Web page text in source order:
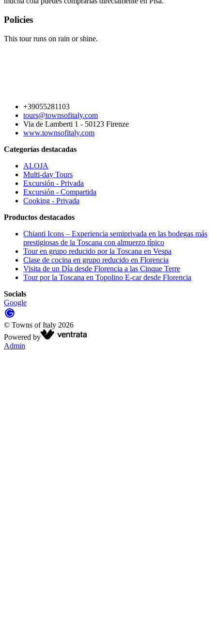
Policies
This tour runs on rain or shine.
+39055281103
tours@townsofitaly.com
Via de Lamberti 1 - 50123 Firenze
www.townsofitaly.com
Categorías destacadas
ALOJA
Multi-day Tours
Excursión - Privada
Excursión - Compartida
Cooking - Privada
Productos destacados
Chianti Icons – Experiencia semiprivada en las bodegas más
prestigiosas de la Toscana con almuerzo típico
Tour en grupo reducido por la Toscana en Vespa
Clase de cocina en grupo reducido en Florencia
Visita de un Día desde Florencia a las Cinque Terre
Tour por la Toscana en Topolino E-car desde Florencia
Socials
Google
© Towns of Italy 2026
Powered by
Admin